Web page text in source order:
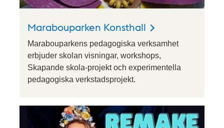
Marabouparken Konsthall
Marabouparkens pedagogiska verksamhet
erbjuder skolan visningar, workshops,
Skapande skola-projekt och experimentella
pedagogiska verkstadsprojekt.